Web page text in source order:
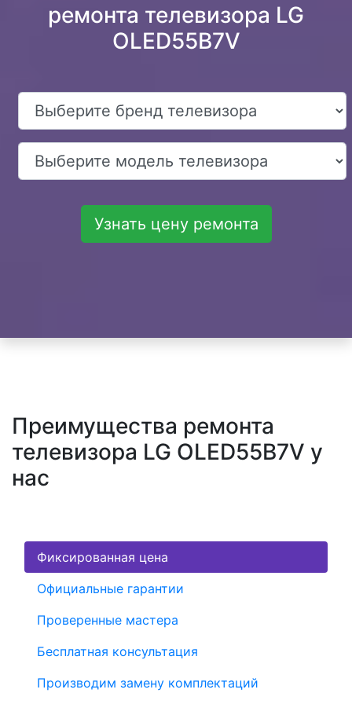
ремонта телевизора LG
OLED55B7V
Узнать цену ремонта
Преимущества ремонта
телевизора LG OLED55B7V у
нас
Фиксированная цена
Официальные гарантии
Проверенные мастера
Бесплатная консультация
Производим замену комплектаций